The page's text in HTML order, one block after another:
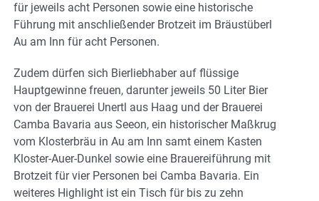
für jeweils acht Personen sowie eine historische
Führung mit anschließender Brotzeit im Bräustüberl
Au am Inn für acht Personen.
Zudem dürfen sich Bierliebhaber auf flüssige
Hauptgewinne freuen, darunter jeweils 50 Liter Bier
von der Brauerei Unertl aus Haag und der Brauerei
Camba Bavaria aus Seeon, ein historischer Maßkrug
vom Klosterbräu in Au am Inn samt einem Kasten
Kloster-Auer-Dunkel sowie eine Brauereiführung mit
Brotzeit für vier Personen bei Camba Bavaria. Ein
weiteres Highlight ist ein Tisch für bis zu zehn